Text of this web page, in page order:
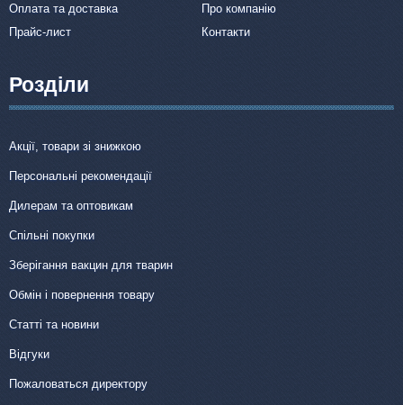
Оплата та доставка
Про компанію
Прайс-лист
Контакти
Розділи
Акції, товари зі знижкою
Персональні рекомендації
Дилерам та оптовикам
Спільні покупки
Зберігання вакцин для тварин
Обмін і повернення товару
Статті та новини
Відгуки
Пожаловаться директору